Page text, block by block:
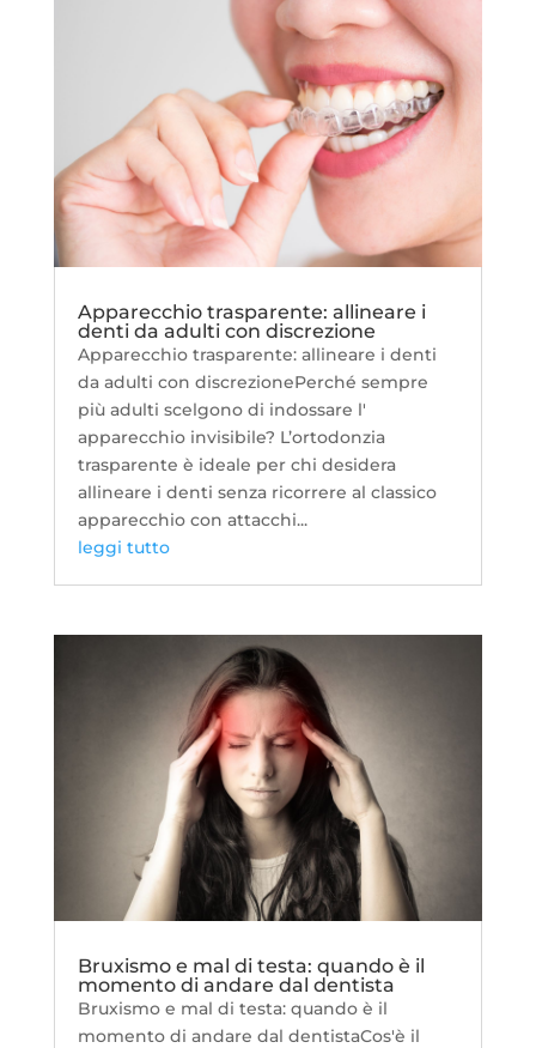
Apparecchio trasparente: allineare i
denti da adulti con discrezione
Apparecchio trasparente: allineare i denti
da adulti con discrezionePerché sempre
più adulti scelgono di indossare l'
apparecchio invisibile? L’ortodonzia
trasparente è ideale per chi desidera
allineare i denti senza ricorrere al classico
apparecchio con attacchi...
leggi tutto
Bruxismo e mal di testa: quando è il
momento di andare dal dentista
Bruxismo e mal di testa: quando è il
momento di andare dal dentistaCos'è il